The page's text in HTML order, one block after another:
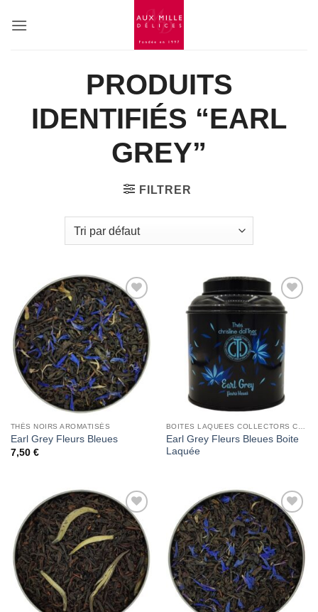
PRODUITS
IDENTIFIÉS “EARL
GREY”
FILTRER
Add to
Wishlist
THÉS NOIRS AROMATISÉS
Earl Grey Fleurs Bleues
7,50 €
Add to
Earl Grey Fleurs Bleues Boite
Laquée
Add to
Wishlist
Add to
Wishlist